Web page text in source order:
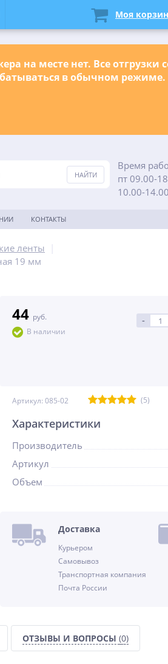
на месте нет. Все отгрузки
в обычном режиме.
Время
пт 09.00-
10.00-14.00
КОНТАКТЫ
-25%
ленты
19 мм
44 руб.
В наличии
-
Артикул: 085-02 (5)
Характеристики
Производитель
Артикул
Объем
Доставка
Курьером
Самовывоз
Транспортная компания
Почта России
ОТЗЫВЫ И ВОПРОСЫ (0)
Моя